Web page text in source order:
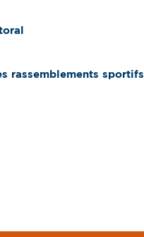
rassemblements sportifs